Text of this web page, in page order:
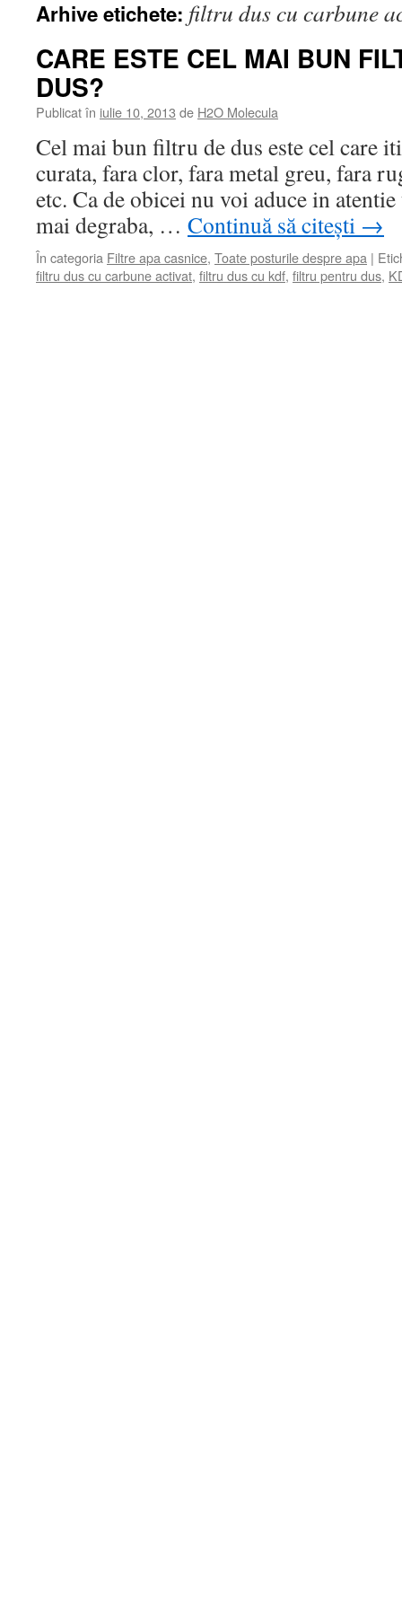
Arhive etichete: filtru dus cu carbune
CARE ESTE CEL MAI BUN
DUS?
Publicat în iulie 10, 2013 de H2O Molecula
Cel mai bun filtru de dus este cel care
curata, fara clor, fara metal greu, fara
etc. Ca de obicei nu voi aduce in
mai degraba, … Continuă să citești →
În categoria Filtre apa casnice, Toate posturile despre apa |
filtru dus cu carbune activat, filtru dus cu kdf, filtru pentru dus,